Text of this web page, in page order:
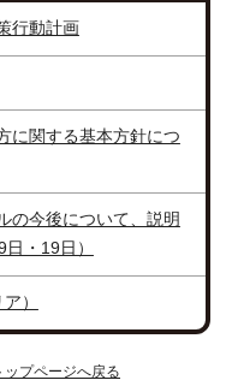
行動計画
に関する基本方針につ
の今後について、説明
・19日）
）
ップページへ戻る